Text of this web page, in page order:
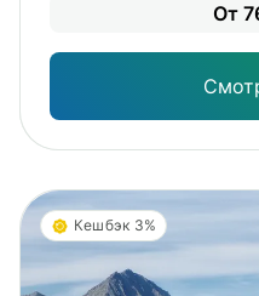
От
Кешбэк 3%